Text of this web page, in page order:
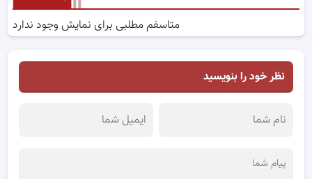
متاسفم مطلبی برای نمایش وجود ندارد
نظر خود را بنویسید